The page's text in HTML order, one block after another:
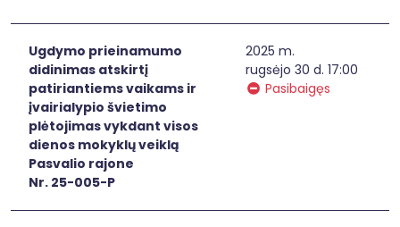
Ugdymo prieinamumo
didinimas atskirtį
patiriantiems vaikams ir
įvairialypio švietimo
plėtojimas vykdant visos
dienos mokyklų veiklą
Pasvalio rajone
Nr. 25-005-P
2025 m.
rugsėjo 30 d. 17:00
Pasibaigęs